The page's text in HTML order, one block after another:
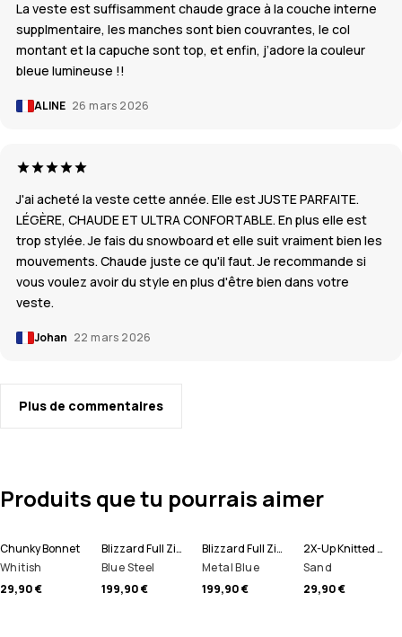
La veste est suffisamment chaude grace à la couche interne
supplmentaire, les manches sont bien couvrantes, le col
montant et la capuche sont top, et enfin, j’adore la couleur
bleue lumineuse !!
ALINE 26 mars 2026
J'ai acheté la veste cette année. Elle est JUSTE PARFAITE.
LÉGÈRE, CHAUDE ET ULTRA CONFORTABLE. En plus elle est
trop stylée. Je fais du snowboard et elle suit vraiment bien les
mouvements. Chaude juste ce qu'il faut. Je recommande si
vous voulez avoir du style en plus d'être bien dans votre
veste.
Johan 22 mars 2026
Plus de commentaires
Produits que tu pourrais aimer
Chunky Bonnet
Whitish
29,90 €
Blizzard Full Zip Veste Snowboard Homme
Blue Steel
199,90 €
Blizzard Full Zip Veste de Ski Homme
Metal Blue
199,90 €
2X-Up Knitted Tour de cou
Sand
29,90 €